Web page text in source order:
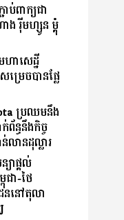
ប់ពាក្យជា
ង រ៉ីមហ្សូន ម្តុំ
ាសេដ្ឋី
រេចបានផ្លែ
ប្រឈមនឹង
ព័ន្ធនឹងកិច្ច
លានដុល្លារ
យាផ្ដល់
ា-ថៃ
ននៅតុលា